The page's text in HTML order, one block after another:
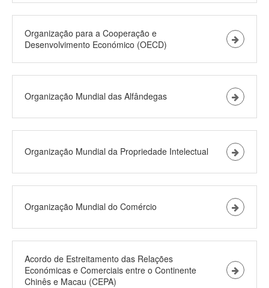
Organização para a Cooperação e
Desenvolvimento Económico (OECD)
Organização Mundial das Alfândegas
Organização Mundial da Propriedade Intelectual
Organização Mundial do Comércio
Acordo de Estreitamento das Relações
Económicas e Comerciais entre o Continente
Chinês e Macau (CEPA)